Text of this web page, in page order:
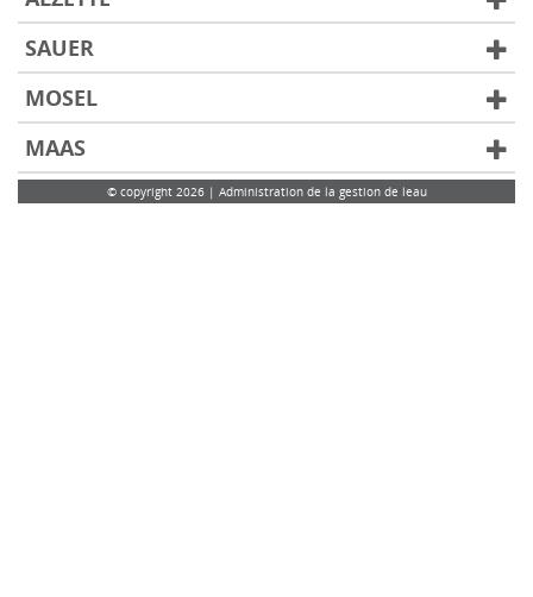
SAUER
MOSEL
MAAS
© copyright 2026 | Administration de la gestion de leau